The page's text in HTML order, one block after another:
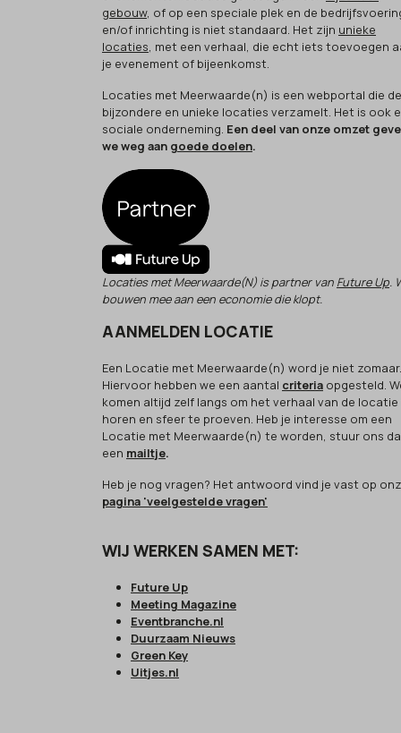
gebouw, of op een speciale plek en de
en/of inrichting is niet standaard. Het zijn unieke
locaties, met een verhaal, die echt iets toevoegen
je evenement of bijeenkomst.
Locaties met Meerwaarde(n) is een webportal die
bijzondere en unieke locaties verzamelt. Het is ook
sociale onderneming. Een deel van onze omzet
we weg aan goede doelen.
Locaties met Meerwaarde(N) is partner van Future Up.
bouwen mee aan een economie die klopt.
AANMELDEN LOCATIE
Een Locatie met Meerwaarde(n) word je niet zomaar.
Hiervoor hebben we een aantal criteria opgesteld.
komen altijd zelf langs om het verhaal van de
horen en sfeer te proeven. Heb je interesse om een
Locatie met Meerwaarde(n) te worden, stuur ons
een mailtje.
Heb je nog vragen? Het antwoord vind je vast op
pagina 'veelgestelde vragen'
WIJ WERKEN SAMEN MET:
Future Up
Meeting Magazine
Eventbranche.nl
Duurzaam Nieuws
Green Key
Uitjes.nl